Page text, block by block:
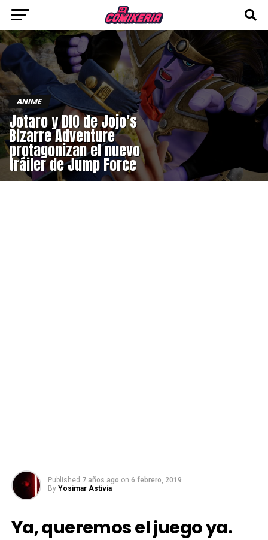
ANIME
Jotaro y DIO de Jojo’s
Bizarre Adventure
protagonizan el nuevo
tráiler de Jump Force
Published 7 años ago on 6 febrero, 2019
By Yosimar Astivia
Ya, queremos el juego ya.